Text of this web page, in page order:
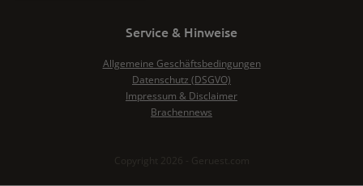
Service & Hinweise
Allgemeine Geschäftsbedingungen
Datenschutz (DSGVO)
Impressum & Disclaimer
Brachennews